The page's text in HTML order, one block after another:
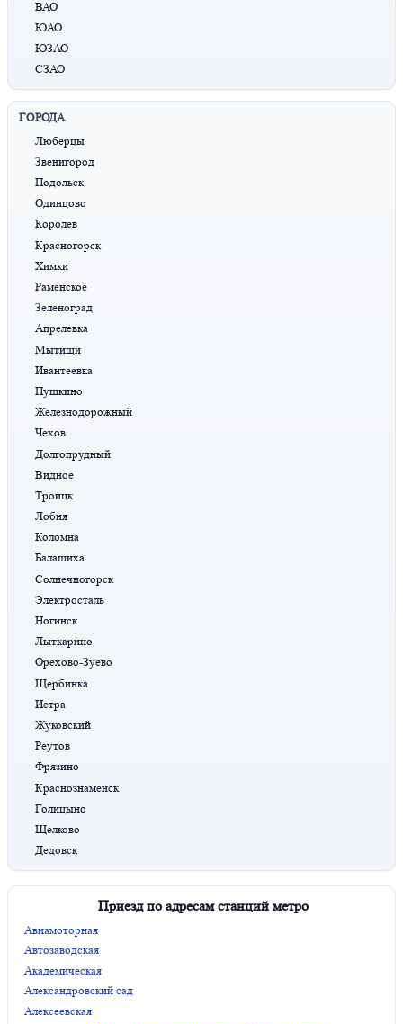
ВАО
ЮАО
ЮЗАО
СЗАО
ГОРОДА
Люберцы
Звенигород
Подольск
Одинцово
Королев
Красногорск
Химки
Раменское
Зеленоград
Апрелевка
Мытищи
Ивантеевка
Пушкино
Железнодорожный
Чехов
Долгопрудный
Видное
Троицк
Лобня
Коломна
Балашиха
Солнечногорск
Электросталь
Ногинск
Лыткарино
Орехово-Зуево
Щербинка
Истра
Жуковский
Реутов
Фрязино
Краснознаменск
Голицыно
Щелково
Дедовск
Приезд по адресам станций метро
Авиамоторная
Автозаводская
Академическая
Александровский сад
Алексеевская